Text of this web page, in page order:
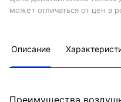
может отличаться от цен в
Описание